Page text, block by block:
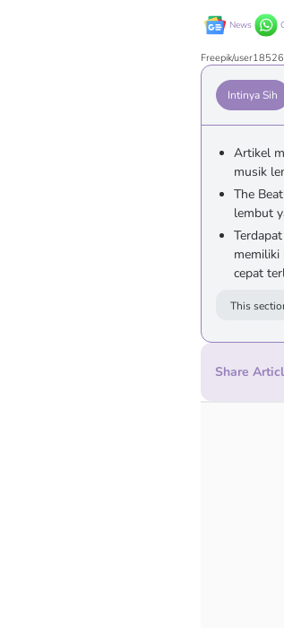
News
Freepik/
Intinya Sih
Artikel
musik
The
lembut
memiliki
cepat
This
Share